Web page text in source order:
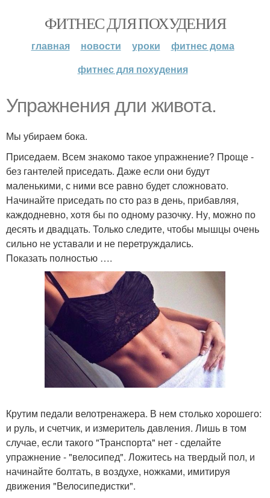
ФИТНЕС ДЛЯ ПОХУДЕНИЯ
главная новости уроки
фитнес дома
фитнес для похудения
Упражнения дли живота.
Мы убираем бока.
Приседаем. Всем знакомо такое упражнение? Проще -
без гантелей приседать. Даже если они будут
маленькими, с ними все равно будет сложновато.
Начинайте приседать по сто раз в день, прибавляя,
каждодневно, хотя бы по одному разочку. Ну, можно по
десять и двадцать. Только следите, чтобы мышцы очень
сильно не уставали и не перетруждались.
Показать полностью ….
Крутим педали велотренажера. В нем столько хорошего:
и руль, и счетчик, и измеритель давления. Лишь в том
случае, если такого "Транспорта" нет - сделайте
упражнение - "велосипед". Ложитесь на твердый пол, и
начинайте болтать, в воздухе, ножками, имитируя
движения "Велосипедистки".